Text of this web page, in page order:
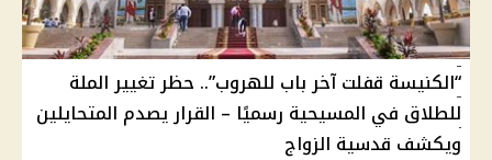
“الكنيسة قفلت آخر باب للهروب”.. حظر تغيير الملة
للطلاق في المسيحية رسميًا – القرار يصدم المتحايلين
ويكشف قدسية الزواج